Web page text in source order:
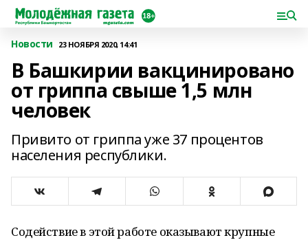
Новости 23 НОЯБРЯ 2020, 14:41
В Башкирии вакцинировано
от гриппа свыше 1,5 млн
человек
Привито от гриппа уже 37 процентов
населения республики.
Содействие в этой работе оказывают крупные